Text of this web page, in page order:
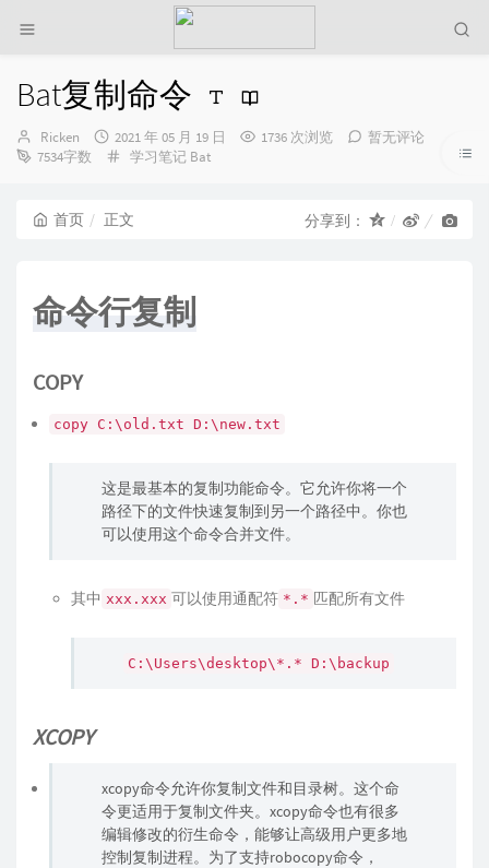
Bat复制命令
博
主：
Ricken
发
布
2021 年 05 月 19 日 1736 次浏览
暂无评论
7534字数
分
学习笔记 Bat
首页 正文 分享到：
命令行复制
COPY
copy C:\old.txt D:\new.txt
这是最基本的复制功能命令。它允许你将一个
路径下的文件快速复制到另一个路径中。你也
可以使用这个命令合并文件。
其中 xxx.xxx 可以使用通配符 *.* 匹配所有文件
C:\Users\desktop\*.* D:\backup
XCOPY
xcopy命令允许你复制文件和目录树。这个命
令更适用于复制文件夹。xcopy命令也有很多
编辑修改的衍生命令，能够让高级用户更多地
控制复制进程。为了支持robocopy命令，